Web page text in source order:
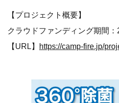
【プロジェクト概要】
クラウドファンディング期間
【URL】
https://camp-fire.jp/